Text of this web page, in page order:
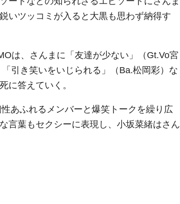
いツッコミが入ると大黒も思わず納得す
は、さんまに「友達が少ない」（Gt.Vo宮
引き笑いをいじられる」（Ba.松岡彩）な
に答えていく。
あふれるメンバーと爆笑トークを繰り広
言葉もセクシーに表現し、小坂菜緒はさん